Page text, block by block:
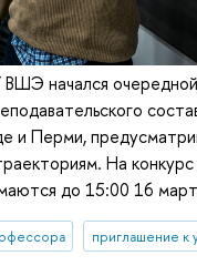
начался
и Перми,
На
до 15:00 16
приглашение к